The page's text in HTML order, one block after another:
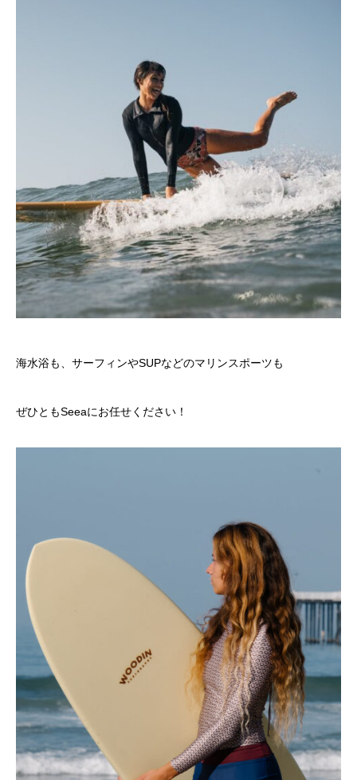
海水浴も、サーフィンやSUPなどのマリンスポーツも
ぜひともSeeaにお任せください！